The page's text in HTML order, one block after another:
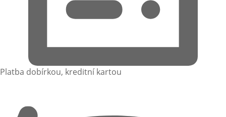
Platba dobírkou, kreditní kartou